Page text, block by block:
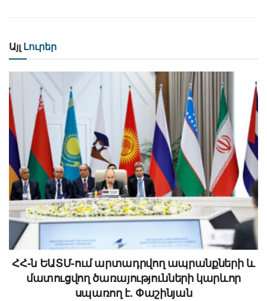
Այլ Լուրեր
ՀՀ-ն ԵԱՏՄ-ում արտադրվող ապրանքների և
մատուցվող ծառայությունների կարևոր
սպառող է. Փաշինյան